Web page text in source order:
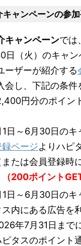
キャンペーンの参
キャンペーンでは
日（火）のキャ
ーザーが紹介する
会し、下記の条件
円分のポイン
日～6月30日のキ
ページよりハピ
たは会員登録時
（200ポイント
日～6月30日のキ
内にある広告を
年7月31日まで
タスのポイント